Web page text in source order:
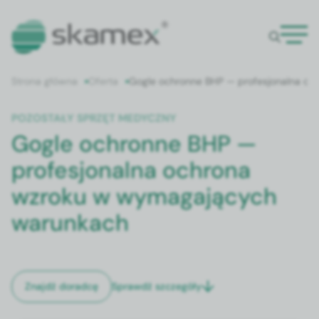
Oferta Gogle ochronne BHP — profesjonalna
POZOSTAŁY SPRZĘT MEDYCZNY
Gogle ochronne BHP —
profesjonalna ochrona
wzroku w wymagających
warunkach
Znajdź doradcę Sprawdź szczegóły